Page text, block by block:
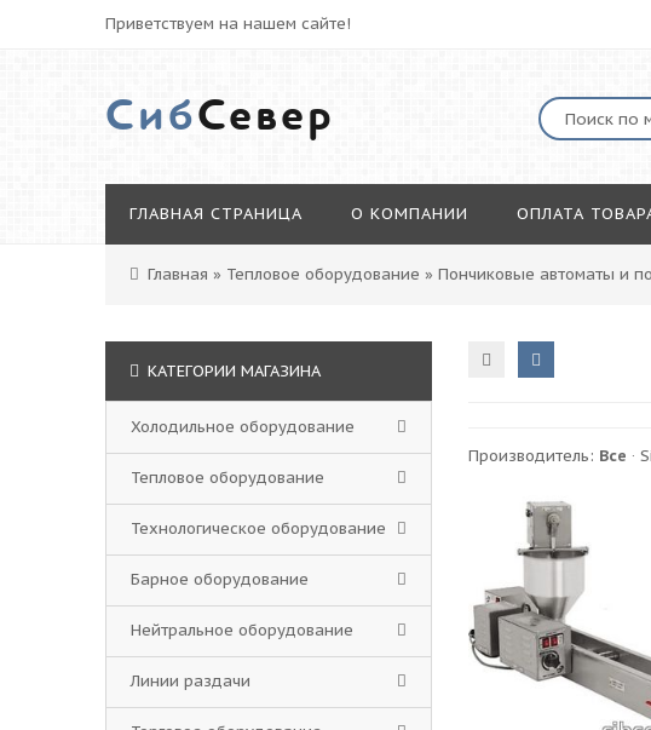
Приветствуем на нашем сайте!
СибСевер
ГЛАВНАЯ СТРАНИЦА О КОМПАНИИ ОПЛАТА
Главная » Тепловое оборудование » Пончиковые автоматы и
Производитель: Все ·
КАТЕГОРИИ МАГАЗИНА
Холодильное оборудование
Тепловое оборудование
Технологическое оборудование
Барное оборудование
Нейтральное оборудование
Линии раздачи